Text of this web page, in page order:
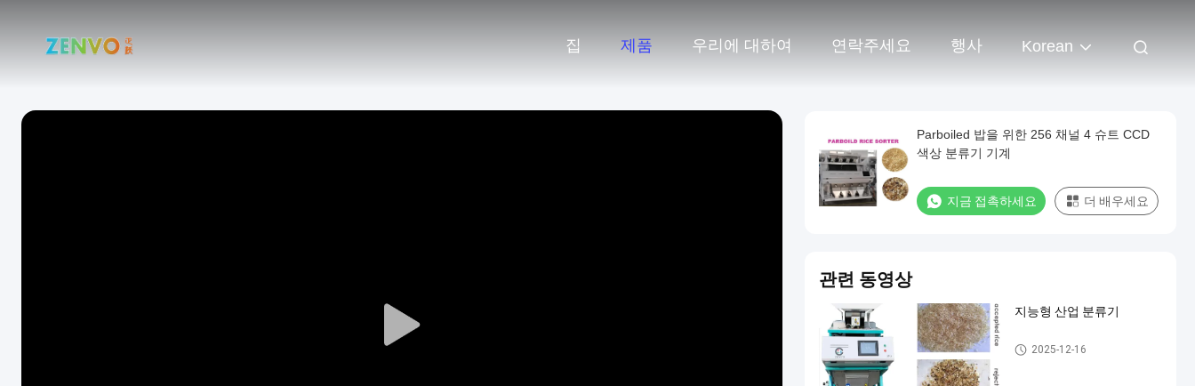
집 제품 우리에 대하여 연락주세요 행사 Korean
Play
Parboiled 밥을 위한 256 채널 4 슈트 CCD
색상 분류기 기계
지금 접촉하세요 더 배우세요
관련 동영상
지능형 산업 분류기
쌀 색상 정렬
2025-12-16